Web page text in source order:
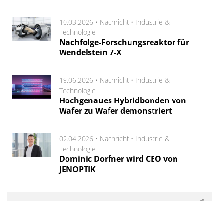
10.03.2026 • Nachricht • Industrie &
Technologie
Nachfolge-Forschungsreaktor für
Wendelstein 7-X
19.06.2026 • Nachricht • Industrie &
Technologie
Hochgenaues Hybridbonden von
Wafer zu Wafer demonstriert
02.04.2026 • Nachricht • Industrie &
Technologie
Dominic Dorfner wird CEO von
JENOPTIK